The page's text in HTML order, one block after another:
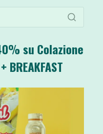
su Colazione
BREAKFAST